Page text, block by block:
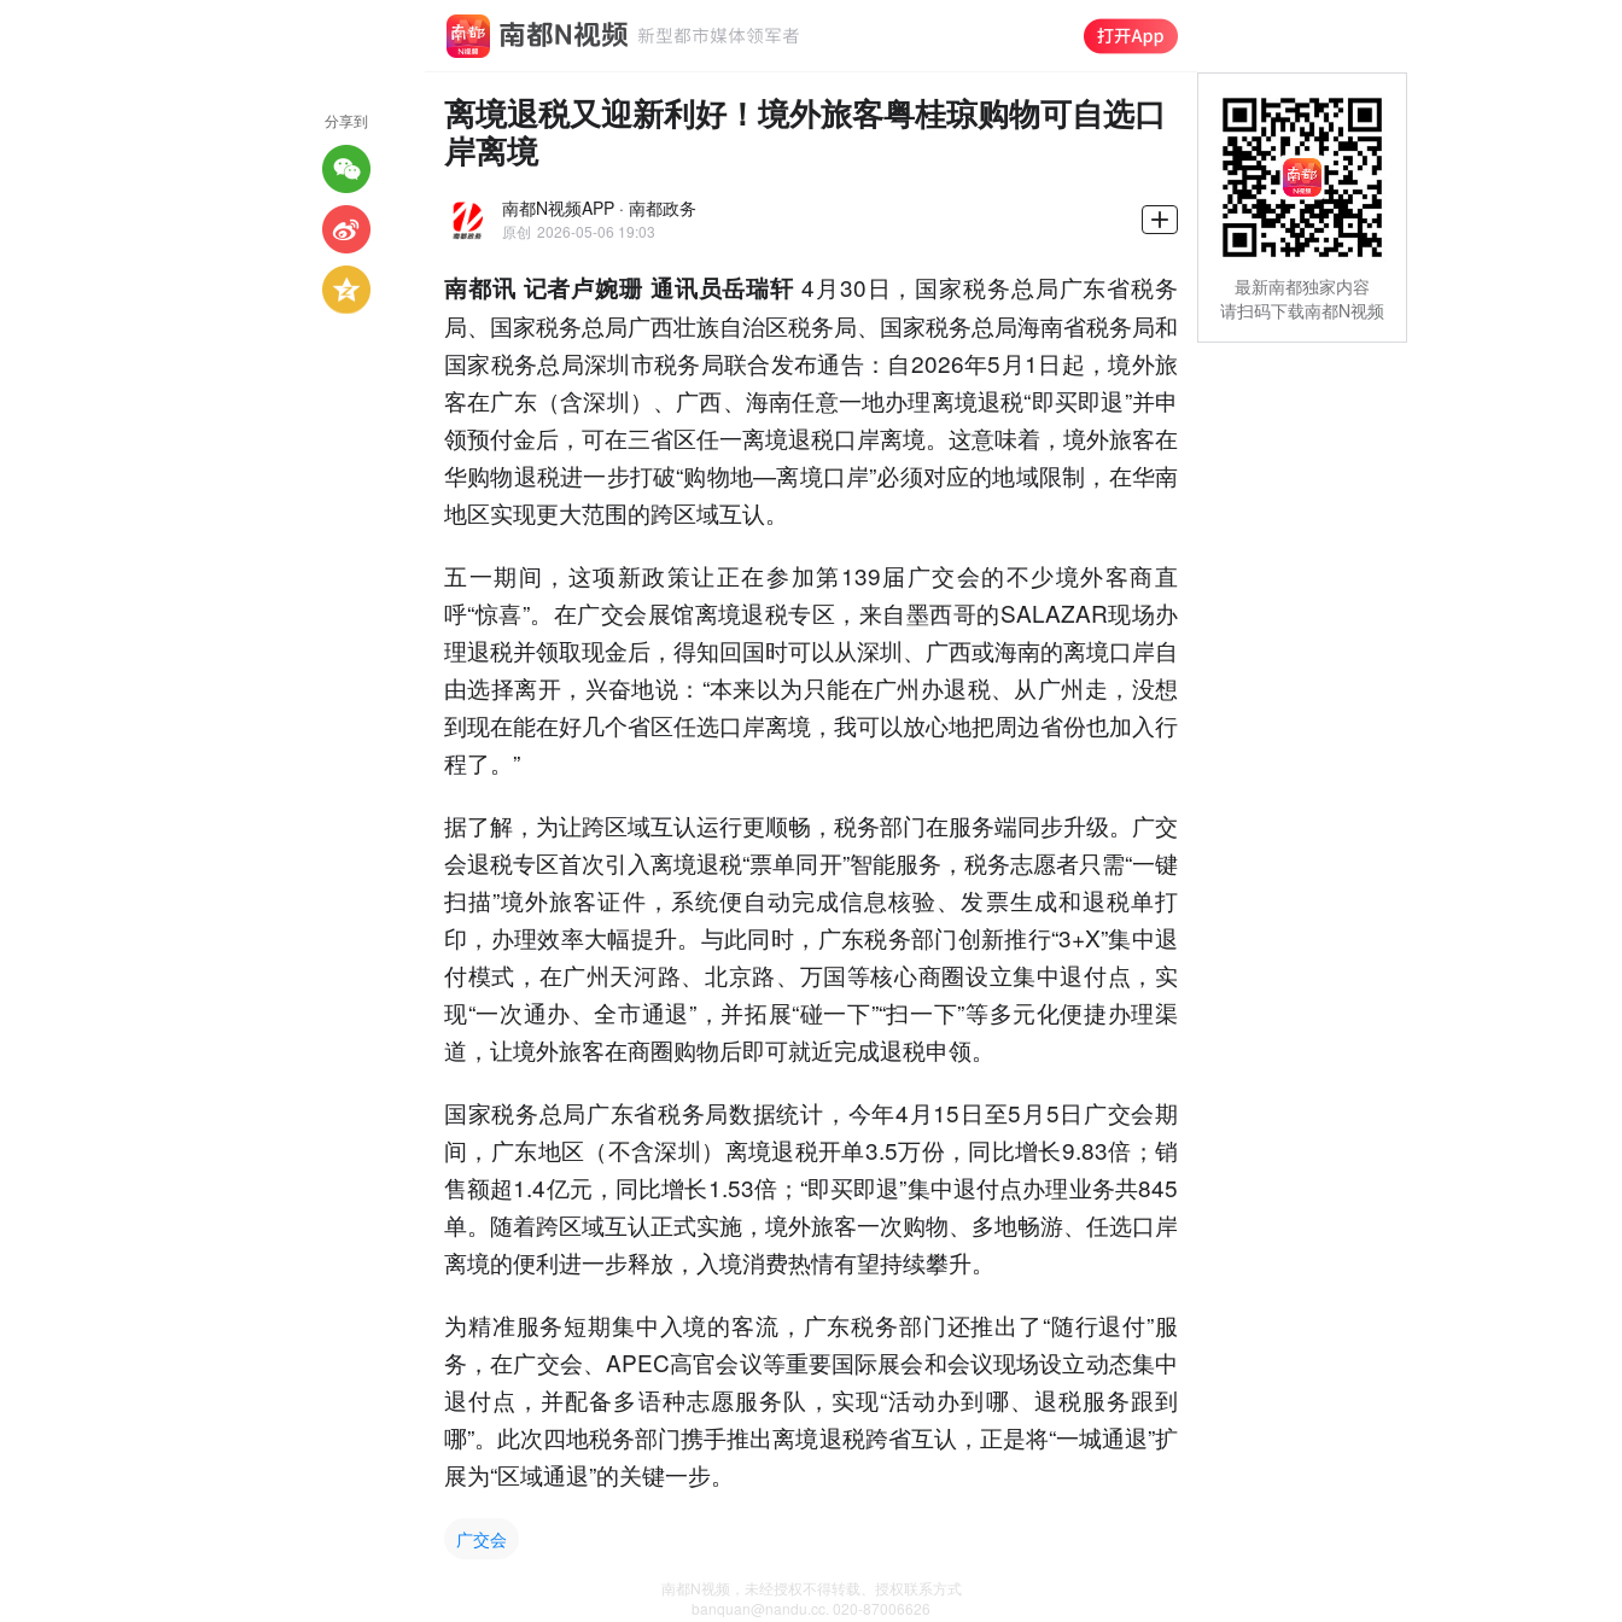
离境退税又迎新利好！境外旅客粤桂琼购物可自选口
岸离境
南都N视频APP · 南都政务
原创 2026-05-06 19:03
南都讯 记者卢婉珊 通讯员岳瑞轩 4月30日，国家税务总局广东省税务
局、国家税务总局广西壮族自治区税务局、国家税务总局海南省税务局和
国家税务总局深圳市税务局联合发布通告：自2026年5月1日起，境外旅
客在广东（含深圳）、广西、海南任意一地办理离境退税“即买即退”并申
领预付金后，可在三省区任一离境退税口岸离境。这意味着，境外旅客在
华购物退税进一步打破“购物地—离境口岸”必须对应的地域限制，在华南
地区实现更大范围的跨区域互认。
五一期间，这项新政策让正在参加第139届广交会的不少境外客商直
呼“惊喜”。在广交会展馆离境退税专区，来自墨西哥的SALAZAR现场办
理退税并领取现金后，得知回国时可以从深圳、广西或海南的离境口岸自
由选择离开，兴奋地说：“本来以为只能在广州办退税、从广州走，没想
到现在能在好几个省区任选口岸离境，我可以放心地把周边省份也加入行
程了。”
据了解，为让跨区域互认运行更顺畅，税务部门在服务端同步升级。广交
会退税专区首次引入离境退税“票单同开”智能服务，税务志愿者只需“一键
扫描”境外旅客证件，系统便自动完成信息核验、发票生成和退税单打
印，办理效率大幅提升。与此同时，广东税务部门创新推行“3+X”集中退
付模式，在广州天河路、北京路、万国等核心商圈设立集中退付点，实
现“一次通办、全市通退”，并拓展“碰一下”“扫一下”等多元化便捷办理渠
道，让境外旅客在商圈购物后即可就近完成退税申领。
国家税务总局广东省税务局数据统计，今年4月15日至5月5日广交会期
间，广东地区（不含深圳）离境退税开单3.5万份，同比增长9.83倍；销
售额超1.4亿元，同比增长1.53倍；“即买即退”集中退付点办理业务共845
单。随着跨区域互认正式实施，境外旅客一次购物、多地畅游、任选口岸
离境的便利进一步释放，入境消费热情有望持续攀升。
为精准服务短期集中入境的客流，广东税务部门还推出了“随行退付”服
务，在广交会、APEC高官会议等重要国际展会和会议现场设立动态集中
退付点，并配备多语种志愿服务队，实现“活动办到哪、退税服务跟到
哪”。此次四地税务部门携手推出离境退税跨省互认，正是将“一城通退”扩
展为“区域通退”的关键一步。
广交会
南都N视频，未经授权不得转载、授权联系方式
banquan@nandu.cc. 020-87006626
分享到
最新南都独家内容
请扫码下载南都N视频